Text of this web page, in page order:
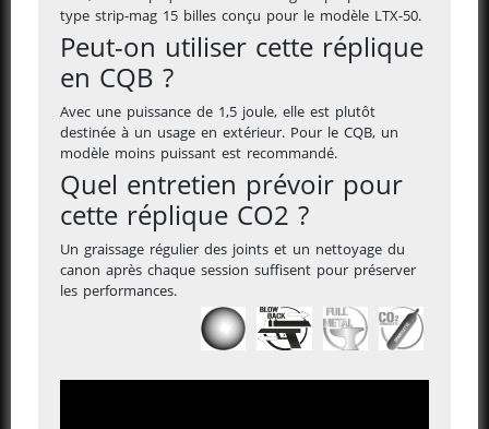
type strip-mag 15 billes conçu pour le modèle LTX-50.
Peut-on utiliser cette réplique
en CQB ?
Avec une puissance de 1,5 joule, elle est plutôt
destinée à un usage en extérieur. Pour le CQB, un
modèle moins puissant est recommandé.
Quel entretien prévoir pour
cette réplique CO2 ?
Un graissage régulier des joints et un nettoyage du
canon après chaque session suffisent pour préserver
les performances.